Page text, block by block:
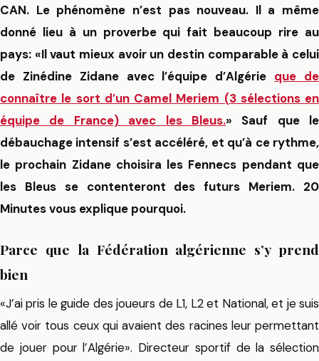
CAN. Le phénomène n’est pas nouveau. Il a même
donné lieu à un proverbe qui fait beaucoup rire au
pays: «Il vaut mieux avoir un destin comparable à celui
de Zinédine Zidane avec l’équipe d’Algérie que de
connaître le sort d’un Camel Meriem (3 sélections en
équipe de France) avec les Bleus.» Sauf que le
débauchage intensif s’est accéléré, et qu’à ce rythme,
le prochain Zidane choisira les Fennecs pendant que
les Bleus se contenteront des futurs Meriem. 20
Minutes vous explique pourquoi.
Parce que la Fédération algérienne s’y prend
bien
«J’ai pris le guide des joueurs de L1, L2 et National, et je suis
allé voir tous ceux qui avaient des racines leur permettant
de jouer pour l’Algérie». Directeur sportif de la sélection